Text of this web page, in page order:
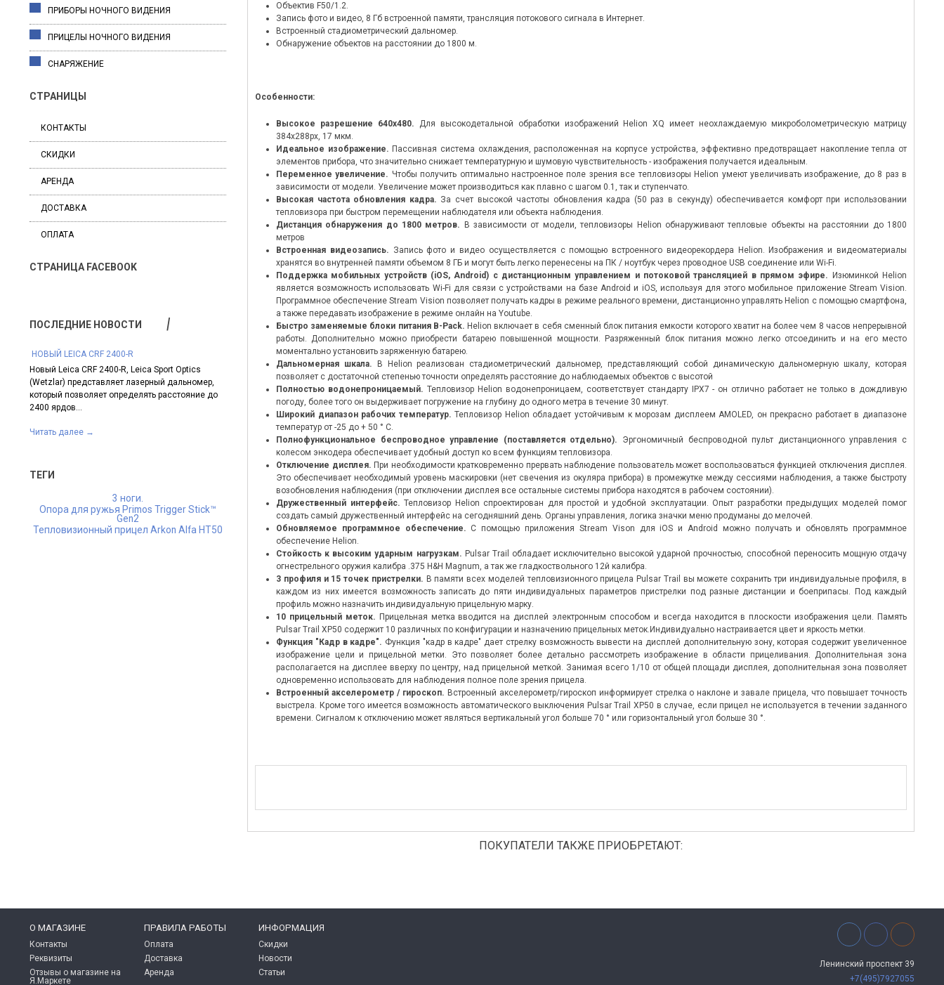
ПРИБОРЫ НОЧНОГО ВИДЕНИЯ
ПРИЦЕЛЫ НОЧНОГО ВИДЕНИЯ
СНАРЯЖЕНИЕ
СТРАНИЦЫ
КОНТАКТЫ
СКИДКИ
АРЕНДА
ДОСТАВКА
ОПЛАТА
СТРАНИЦА FACEBOOK
ПОСЛЕДНИЕ НОВОСТИ
​ НОВЫЙ LEICA CRF 2400-R
Новый Leica CRF 2400-R, Leica Sport Optics
(Wetzlar) представляет лазерный дальномер,
который позволяет определять расстояние до
2400 ярдов...
Читать далее →
НОВИНКА SWAROVSKI Z8 0,75-6X20
Линейка лучшей в мире охотничьей оптики Z8i
от «Сваровски Оптик» пополнилась уникальной
моделью – прицелом Swarovski Z8i 0,75-6x20.
Читать далее→
LEICA GEOVID 10X42 HD-B 3000
Бинокль-дальномер Leica Geovid 10x42 HD-В
3000 (модель 2018 года) – это высококлассный
инструмент для наблюдений, измерения
дистанций и...
Leica CRF Rangemasters это идеальное
сочетание высококачественной оптики с
прочной механикой и сложной электроникой в
чрезвычайно компактном...
В марте 2017 года на
Сваровски представила
ТЕГИ
3 ноги.
Опора для ружья Primos Trigger Stick™
Gen2
Тепловизионный прицел Arkon Alfa HT50
Объектив F50/1.2.
Запись фото и видео, 8 Гб встроенной памяти, трансляция потокового сигнала в Интернет.
Встроенный стадиометрический дальномер.
Обнаружение объектов на расстоянии до 1800 м.
Особенности:
Высокое разрешение 640x480. Для высокодетальной обработки изображений Helion XQ имеет неохлаждаемую микроболометрическую матрицу
384x288px, 17 мкм.
Идеальное изображение. Пассивная система охлаждения, расположенная на корпусе устройства, эффективно предотвращает накопление тепла от
элементов прибора, что значительно снижает температурную и шумовую чувствительность - изображения получается идеальным.
Переменное увеличение. Чтобы получить оптимально настроенное поле зрения все тепловизоры Helion умеют увеличивать изображение, до 8 раз в
зависимости от модели. Увеличение может производиться как плавно с шагом 0.1, так и ступенчато.
Высокая частота обновления кадра. За счет высокой частоты обновления кадра (50 раз в секунду) обеспечивается комфорт при использовании
тепловизора при быстром перемещении наблюдателя или объекта наблюдения.
Дистанция обнаружения до 1800 метров.
В зависимости от модели, тепловизоры Helion обнаруживают тепловые объекты на расстоянии до 1800
метров
Встроенная видеозапись. Запись фото и видео осуществляется с помощью встроенного видеорекордера Helion. Изображения и видеоматериалы
хранятся во внутренней памяти объемом 8 ГБ и могут быть легко перенесены на ПК / ноутбук через проводное USB соединение или Wi-Fi.
Поддержка мобильных устройств (iOS, Android) с дистанционным управлением и потоковой трансляцией в прямом эфире. Изюминкой Helion
является возможность использовать Wi-Fi для связи с устройствами на базе Android и iOS, используя для этого мобильное приложение Stream Vision.
Программное обеспечение Stream Vision позволяет получать кадры в режиме реального времени, дистанционно управлять Helion с помощью смартфона,
а также передавать изображение в режиме онлайн на Youtube.
Быстро заменяемые блоки питания B-Pack. Helion включает в себя сменный блок питания емкости которого хватит на более чем 8 часов непрерывной
работы. Дополнительно можно приобрести батарею повышенной мощности. Разряженный блок питания можно легко отсоединить и на его место
моментально установить заряженную батарею.
Дальномерная шкала. В Helion реализован стадиометрический дальномер, представляющий собой динамическую дальномерную шкалу, которая
позволяет с достаточной степенью точности определять расстояние до наблюдаемых объектов с высотой
Полностью водонепроницаемый. Тепловизор Helion водонепроницаем, соответствует стандарту IPX7 - он отлично работает не только в дождливую
погоду, более того он выдерживает погружение на глубину до одного метра в течение 30 минут.
Широкий диапазон рабочих температур. Тепловизор Helion обладает устойчивым к морозам дисплеем AMOLED, он прекрасно работает в диапазоне
температур от -25 до + 50 ° С.
Полнофункциональное беспроводное управление (поставляется отдельно).
Эргономичный беспроводной пульт дистанционного управления с
колесом энкодера обеспечивает удобный доступ ко всем функциям тепловизора.
Отключение дисплея. При необходимости кратковременно прервать наблюдение пользователь может воспользоваться функцией отключения дисплея.
Это обеспечивает необходимый уровень маскировки (нет свечения из окуляра прибора) в промежутке между сессиями наблюдения, а также быстроту
возобновления наблюдения (при отключении дисплея все остальные системы прибора находятся в рабочем состоянии).
Дружественный интерфейс. Тепловизор Helion спроектирован для простой и удобной эксплуатации. Опыт разработки предыдущих моделей помог
создать самый дружественный интерфейс на сегодняшний день. Органы управления, логика значки меню продуманы до мелочей.
Обновляемое программное обеспечение. C помощью приложения Stream Vison для iOS и Android можно получать и обновлять программное
обеспечение Helion.
Стойкость к высоким ударным нагрузкам. Pulsar Trail обладает исключительно высокой ударной прочностью, способной переносить мощную отдачу
огнестрельного оружия калибра .375 Н&Н Magnum, а так же гладкоствольного 12й калибра.
3 профиля и 15 точек пристрелки. В памяти всех моделей тепловизионного прицела Pulsar Trail вы можете сохранить три индивидуальные профиля, в
каждом из них имеется возможность записать до пяти индивидуальных параметров пристрелки под разные дистанции и боеприпасы. Под каждый
профиль можно назначить индивидуальную прицельную марку.
10 прицельный меток. Прицельная метка вводится на дисплей электронным способом и всегда находится в плоскости изображения цели. Память
Pulsar Trail XP50 содержит 10 различных по конфигурации и назначению прицельных меток.Индивидуально настраивается цвет и яркость метки.
Функция "Кадр в кадре". Функция "кадр в кадре" дает стрелку возможность вывести на дисплей дополнительную зону, которая содержит увеличенное
изображение цели и прицельной метки. Это позволяет более детально рассмотреть изображение в области прицеливания. Дополнительная зона
располагается на дисплее вверху по центру, над прицельной меткой. Занимая всего 1/10 от общей площади дисплея, дополнительная зона позволяет
одновременно использовать для наблюдения полное поле зрения прицела.
Встроенный акселерометр / гироскоп. Встроенный акселерометр/гироскоп информирует стрелка о наклоне и завале прицела, что повышает точность
выстрела. Кроме того имеется возможность автоматического выключения Pulsar Trail XP50 в случае, если прицел не используется в течении заданного
времени. Сигналом к отключению может являться вертикальный угол больше 70 ° или горизонтальный угол больше 30 °.
ПОКУПАТЕЛИ ТАКЖЕ ПРИОБРЕТАЮТ:
O МАГАЗИНЕ
Контакты
Реквизиты
Отзывы о магазине на
Я.Маркете
ПРАВИЛА РАБОТЫ
Оплата
Доставка
Аренда
ИНФОРМАЦИЯ
Скидки
Новости
Статьи
Ленинский проспект 39
+7(495)7927055